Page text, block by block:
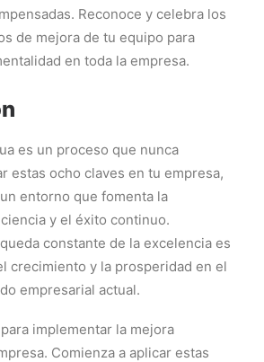
Reconoce y celebra los
de mejora de tu equipo para
en toda la empresa.
es un proceso que nunca
estas ocho claves en tu empresa,
entorno que fomenta la
y el éxito continuo.
constante de la excelencia es
crecimiento y la prosperidad en el
empresarial actual.
implementar la mejora
Comienza a aplicar estas